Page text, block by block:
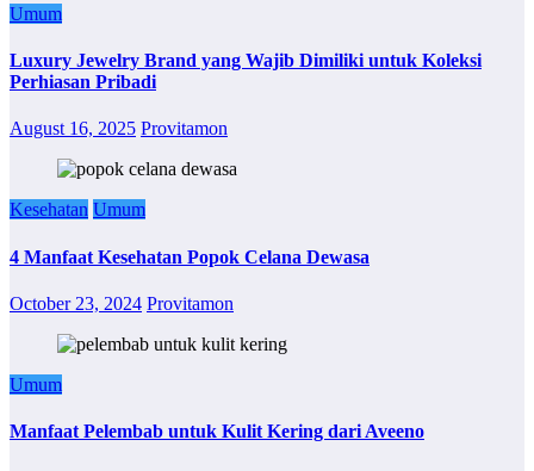
Umum
Luxury Jewelry Brand yang Wajib Dimiliki untuk Koleksi
Perhiasan Pribadi
August 16, 2025 Provitamon
Kesehatan Umum
4 Manfaat Kesehatan Popok Celana Dewasa
October 23, 2024 Provitamon
Umum
Manfaat Pelembab untuk Kulit Kering dari Aveeno